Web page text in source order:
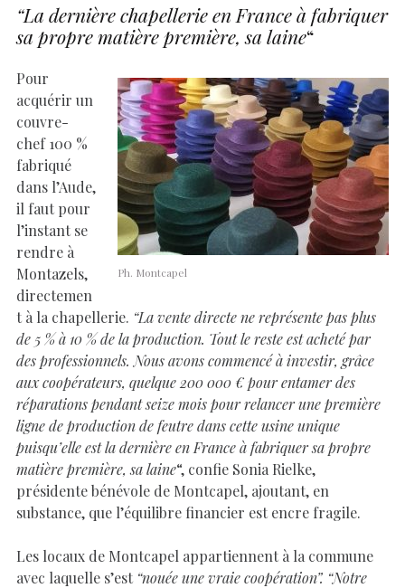
“La dernière chapellerie en France à fabriquer
sa propre matière première, sa laine“
Ph. Montcapel
Pour
acquérir un
couvre-
chef 100 %
fabriqué
dans l’Aude,
il faut pour
l’instant se
rendre à
Montazels,
directemen
t à la chapellerie. “La vente directe ne représente pas plus
de 5 % à 10 % de la production. Tout le reste est acheté par
des professionnels. Nous avons commencé à investir, grâce
aux coopérateurs, quelque 200 000 € pour entamer des
réparations pendant seize mois pour relancer une première
ligne de production de feutre dans cette usine unique
puisqu’elle est la dernière en France à fabriquer sa propre
matière première, sa laine“, confie Sonia Rielke,
présidente bénévole de Montcapel, ajoutant, en
substance, que l’équilibre financier est encre fragile.
Les locaux de Montcapel appartiennent à la commune
avec laquelle s’est “nouée une vraie coopération”. “Notre